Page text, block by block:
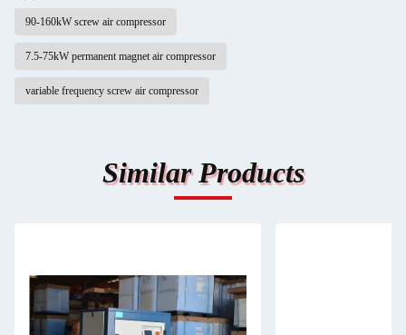
90-160kW screw air compressor
7.5-75kW permanent magnet air compressor
variable frequency screw air compressor
Similar Products